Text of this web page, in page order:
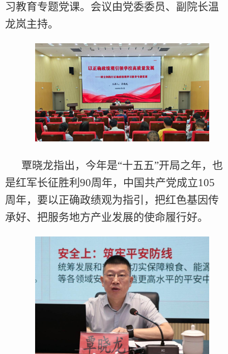
习教育专题党课。会议由党委委员、副院长温
龙岚主持。
覃晓龙指出，今年是“十五五”开局之年，也
是红军长征胜利90周年，中国共产党成立105
周年，要以正确政绩观为指引，把红色基因传
承好、把服务地方产业发展的使命履行好。